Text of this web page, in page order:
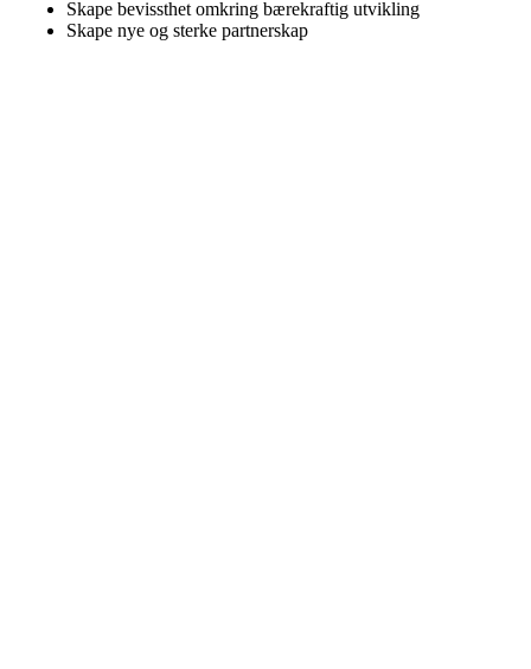
Skape bevissthet omkring bærekraftig utvikling
Skape nye og sterke partnerskap